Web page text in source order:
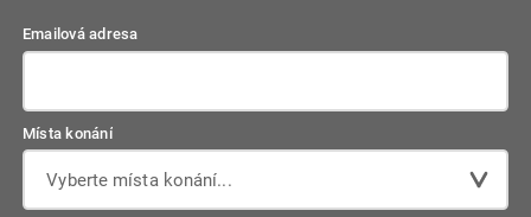
Emailová adresa
Místa konání
Vyberte místa konání...